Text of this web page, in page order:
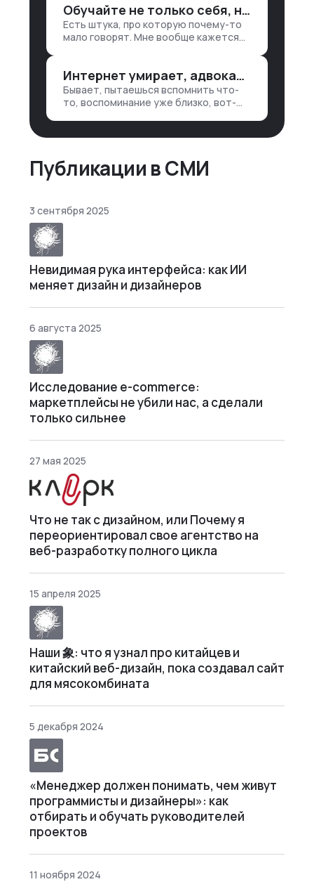
лет 15 назад, нужно было:
1. Собирать данные в одну базу и
разгребать их оттуда вручную:
проекту — все ручками
Обучайте не только себя, но и клиентов
Есть штука, про которую почему-то
мало говорят. Мне вообще кажется
стороны. Ты что-то хватаешь у
клиента: е…
Интернет умирает, адвокаты и судьи в растерянности, а я хочу песню
Бывает, пытаешься вспомнить что-
то, воспоминание уже близко, вот-
днями. А то и неделями, если сильно
Публикации в СМИ
3 сентября 2025
Невидимая рука интерфейса: как ИИ
меняет дизайн и дизайнеров
6 августа 2025
Исследование e-commerce:
маркетплейсы не убили нас, а сделали
только сильнее
27 мая 2025
Что не так с дизайном, или Почему я
переориентировал свое агентство на
веб-разработку полного цикла
15 апреля 2025
Наши 象: что я узнал про китайцев и
китайский веб-дизайн, пока создавал сайт
для мясокомбината
5 декабря 2024
«Менеджер должен понимать, чем живут
программисты и дизайнеры»: как
отбирать и обучать руководителей
проектов
11 ноября 2024